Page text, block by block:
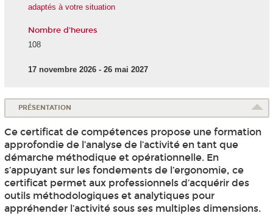
adaptés à votre situation
Nombre d'heures
108
17 novembre 2026 - 26 mai 2027
PRÉSENTATION
Ce certificat de compétences propose une formation
approfondie de l’analyse de l’activité en tant que
démarche méthodique et opérationnelle. En
s’appuyant sur les fondements de l’ergonomie, ce
certificat permet aux professionnels d’acquérir des
outils méthodologiques et analytiques pour
appréhender l’activité sous ses multiples dimensions.